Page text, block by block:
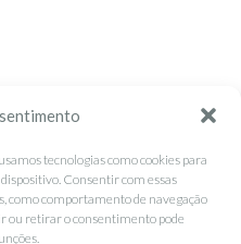
tecnologias como cookies para
Consentir com essas
como comportamento de navegação
ou retirar o consentimento pode